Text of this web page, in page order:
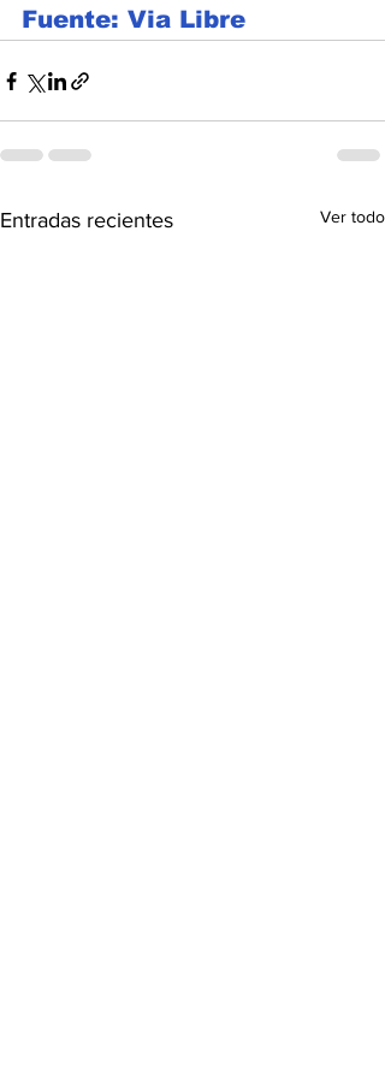
Fuente: Via Libre
Entradas recientes Ver todo